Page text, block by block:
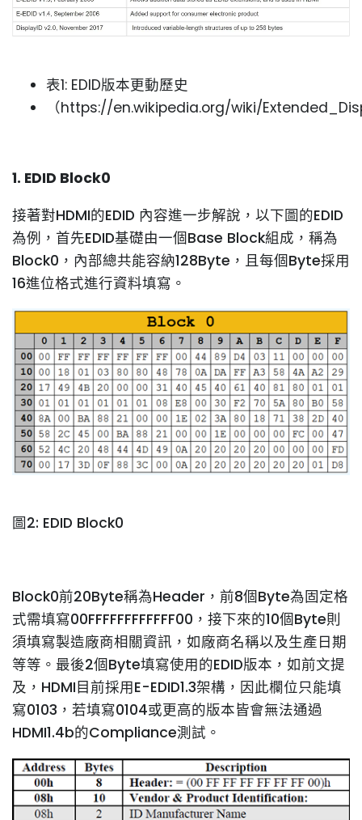
表1: EDID版本更動歷史
（https://en.wikipedia.org/wiki/
1. EDID Block0
接著對HDMI的EDID 內容進一步解說，以下圖的EDID
為例，首先EDID基礎由一個Base Block組成，稱為
Block0，內部總共能容納128Byte，且每個Byte採用
16進位格式進行資料填寫。
圖2: EDID Block0
Block0前20Byte稱為Header，前8個Byte為固定格
式需填寫00FFFFFFFFFFFF00，接下來的10個Byte則
須填寫製造廠商相關資訊，如廠商名稱以及生產日期
等等。最後2個Byte填寫使用的EDID版本，如前文提
及，HDMI目前採用E-EDID1.3架構，因此欄位只能填
寫0103，若填寫0104或更高的版本皆會無法通過
HDMI1.4b的Compliance測試。